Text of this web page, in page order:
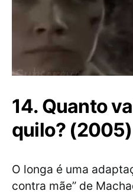
14. Quanto
quilo? (2005)
O longa é uma
contra mãe” de